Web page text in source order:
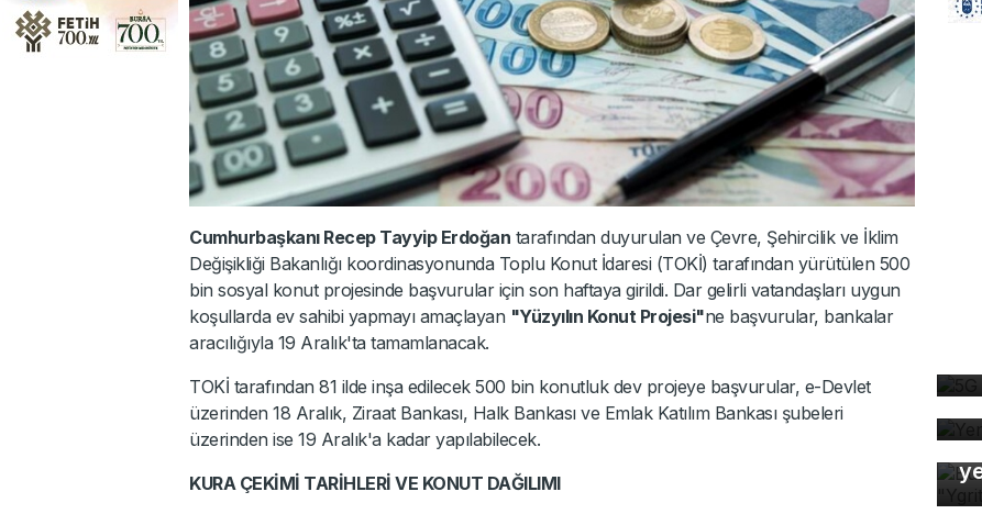
Cumhurbaşkanı Recep Tayyip Erdoğan tarafından duyurulan ve Çevre, Şehircilik ve İklim
Değişikliği Bakanlığı koordinasyonunda Toplu Konut İdaresi (TOKİ) tarafından yürütülen 500
bin sosyal konut projesinde başvurular için son haftaya girildi. Dar gelirli vatandaşları uygun
koşullarda ev sahibi yapmayı amaçlayan "Yüzyılın Konut Projesi"ne başvurular, bankalar
aracılığıyla 19 Aralık'ta tamamlanacak.
TOKİ tarafından 81 ilde inşa edilecek 500 bin konutluk dev projeye başvurular, e-Devlet
üzerinden 18 Aralık, Ziraat Bankası, Halk Bankası ve Emlak Katılım Bankası şubeleri
üzerinden ise 19 Aralık'a kadar yapılabilecek.
KURA ÇEKİMİ TARİHLERİ VE KONUT DAĞILIMI